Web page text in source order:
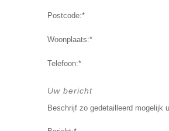
Postcode:*
Woonplaats:*
Telefoon:*
Uw bericht
Beschrijf zo gedetailleerd mogelijk